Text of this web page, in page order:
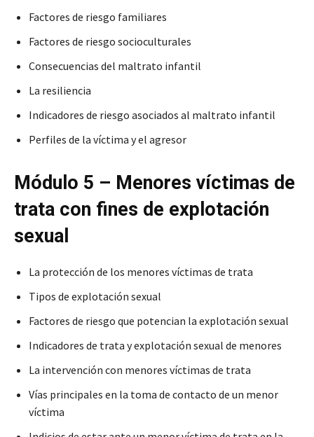
Factores de riesgo familiares
Factores de riesgo socioculturales
Consecuencias del maltrato infantil
La resiliencia
Indicadores de riesgo asociados al maltrato infantil
Perfiles de la víctima y el agresor
Módulo 5 – Menores víctimas de
trata con fines de explotación
sexual
La protección de los menores víctimas de trata
Tipos de explotación sexual
Factores de riesgo que potencian la explotación sexual
Indicadores de trata y explotación sexual de menores
La intervención con menores víctimas de trata
Vías principales en la toma de contacto de un menor
víctima